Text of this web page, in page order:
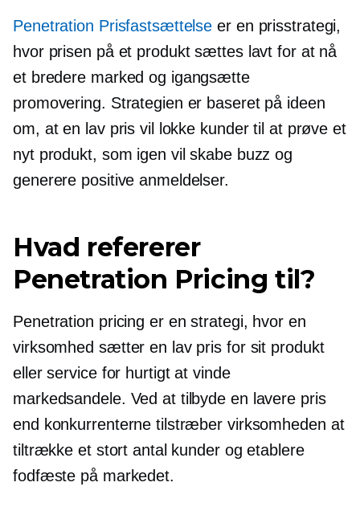
Penetration Prisfastsættelse er en prisstrategi,
hvor prisen på et produkt sættes lavt for at nå
et bredere marked og igangsætte
promovering. Strategien er baseret på ideen
om, at en lav pris vil lokke kunder til at prøve et
nyt produkt, som igen vil skabe buzz og
generere positive anmeldelser.
Hvad refererer
Penetration Pricing til?
Penetration pricing er en strategi, hvor en
virksomhed sætter en lav pris for sit produkt
eller service for hurtigt at vinde
markedsandele. Ved at tilbyde en lavere pris
end konkurrenterne tilstræber virksomheden at
tiltrække et stort antal kunder og etablere
fodfæste på markedet.